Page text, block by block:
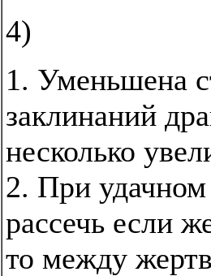
4)
1. Уменьшена
заклинаний
несколько
2. При
рассечь если
то между